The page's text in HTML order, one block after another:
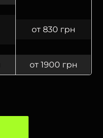
от 830 грн
от 1900 грн